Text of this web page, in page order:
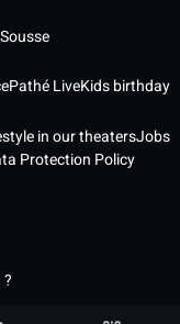
Pathé LiveKids birthday
in our theatersJobs
Protection Policy